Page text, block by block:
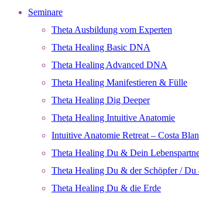
Seminare
Theta Ausbildung vom Experten
Theta Healing Basic DNA
Theta Healing Advanced DNA
Theta Healing Manifestieren & Fülle
Theta Healing Dig Deeper
Theta Healing Intuitive Anatomie
Intuitive Anatomie Retreat – Costa
Theta Healing Du & Dein
Theta Healing Du & der Schöpfer /
Theta Healing Du & die Erde